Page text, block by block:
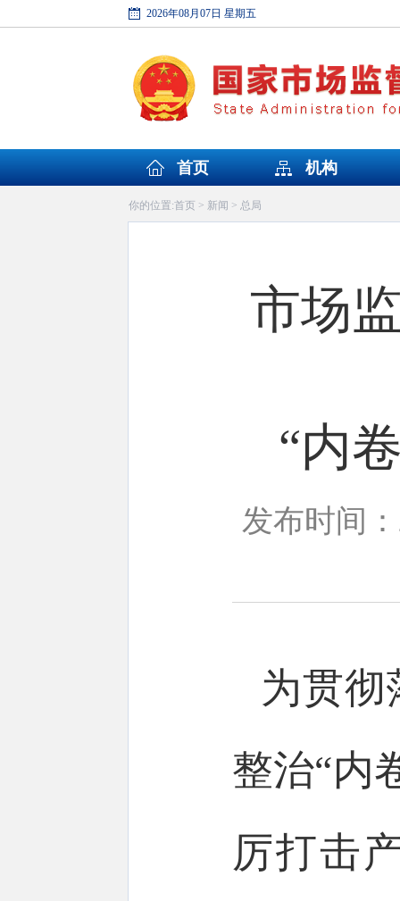
2026年08月07日 星期五
首页 机构
你的位置:首页> 新闻 > 总局
市场
“内
发布时间
为贯彻
整治“内
厉打击